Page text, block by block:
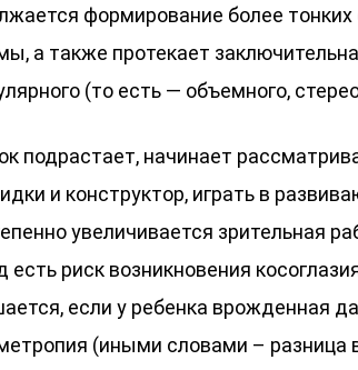
формирование более тонких
а также протекает
(то есть — объемного,
подрастает, начинает
и конструктор, играть в
увеличивается зрительная
есть риск возникновения
если у ребенка врожденная
(иными словами –